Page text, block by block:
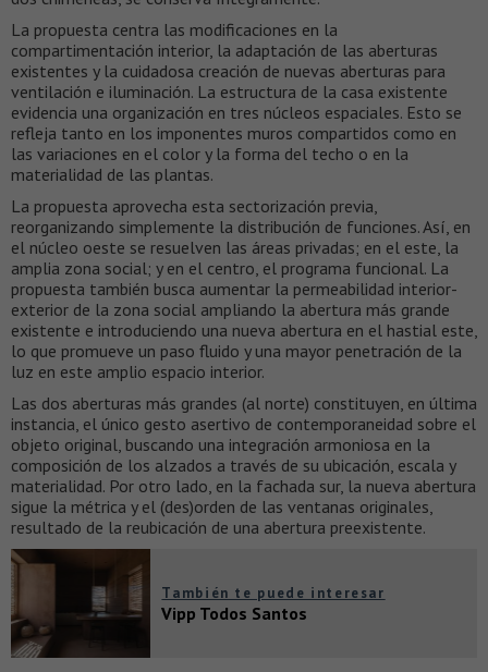
La propuesta centra las modificaciones en la
compartimentación interior, la adaptación de las aberturas
existentes y la cuidadosa creación de nuevas aberturas para
ventilación e iluminación. La estructura de la casa existente
evidencia una organización en tres núcleos espaciales. Esto se
refleja tanto en los imponentes muros compartidos como en
las variaciones en el color y la forma del techo o en la
materialidad de las plantas.
La propuesta aprovecha esta sectorización previa,
reorganizando simplemente la distribución de funciones. Así, en
el núcleo oeste se resuelven las áreas privadas; en el este, la
amplia zona social; y en el centro, el programa funcional. La
propuesta también busca aumentar la permeabilidad interior-
exterior de la zona social ampliando la abertura más grande
existente e introduciendo una nueva abertura en el hastial este,
lo que promueve un paso fluido y una mayor penetración de la
luz en este amplio espacio interior.
Las dos aberturas más grandes (al norte) constituyen, en última
instancia, el único gesto asertivo de contemporaneidad sobre el
objeto original, buscando una integración armoniosa en la
composición de los alzados a través de su ubicación, escala y
materialidad. Por otro lado, en la fachada sur, la nueva abertura
sigue la métrica y el (des)orden de las ventanas originales,
resultado de la reubicación de una abertura preexistente.
También te puede interesar
Vipp Todos Santos